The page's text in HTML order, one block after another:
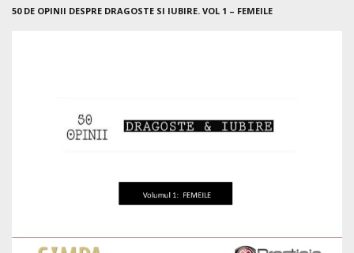
50 DE OPINII DESPRE DRAGOSTE SI IUBIRE. VOL 1 – FEMEILE